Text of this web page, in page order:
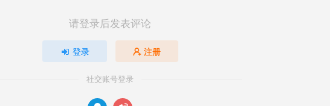
请登录后发表评论
登录 注册
社交账号登录